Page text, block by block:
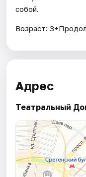
собой.
Возраст:
Адрес
Театральный